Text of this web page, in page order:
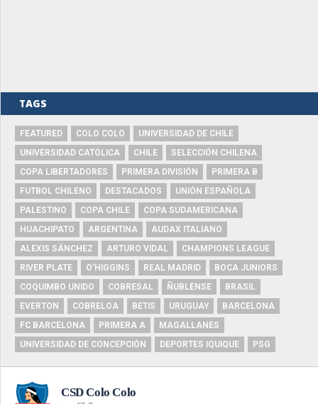
TAGS
FEATURED COLO COLO
UNIVERSIDAD DE CHILE
UNIVERSIDAD CATÓLICA
CHILE
SELECCIÓN CHILENA
COPA LIBERTADORES
PRIMERA DIVISIÓN
PRIMERA B
FUTBOL CHILENO
DESTACADOS
UNIÓN ESPAÑOLA
PALESTINO
COPA CHILE
COPA SUDAMERICANA
HUACHIPATO
ARGENTINA
AUDAX ITALIANO
ALEXIS SÁNCHEZ
ARTURO VIDAL
CHAMPIONS LEAGUE
RIVER PLATE
O'HIGGINS REAL MADRID
BOCA JUNIORS
COQUIMBO UNIDO
COBRESAL ÑUBLENSE
BRASIL
EVERTON
COBRELOA BETIS URUGUAY
BARCELONA
FC BARCELONA
PRIMERA A
MAGALLANES
UNIVERSIDAD DE CONCEPCIÓN
DEPORTES IQUIQUE PSG